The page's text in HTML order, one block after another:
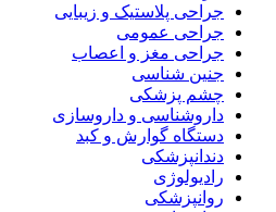
جراحی پلاستیک و زیبایی
جراحی عمومی
جراحی مغز و اعصاب
جنین شناسی
چشم پزشکی
داروشناسی و داروسازی
دستگاه گوارش و کبد
دندانپزشکی
رادیولوژی
روانپزشکی